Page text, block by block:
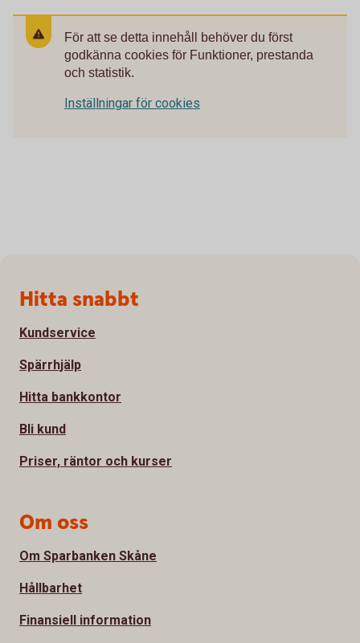
För att se detta innehåll behöver du först
godkänna cookies för Funktioner, prestanda
och statistik.
Inställningar för cookies
Sidfot
Hitta snabbt
Kundservice
Spärrhjälp
Hitta bankkontor
Bli kund
Priser, räntor och kurser
Om oss
Om Sparbanken Skåne
Hållbarhet
Finansiell information